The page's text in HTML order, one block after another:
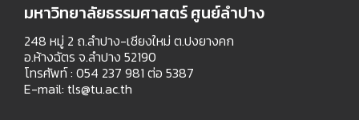
มหาวิทยาลัยธรรมศาสตร์ ศูนย์ลำปาง
248 หมู่ 2 ถ.ลำปาง-เชียงใหม่ ต.ปงยางคก
อ.ห้างฉัตร จ.ลำปาง 52190
โทรศัพท์ : 054 237 981 ต่อ 5387
E-mail: tls@tu.ac.th